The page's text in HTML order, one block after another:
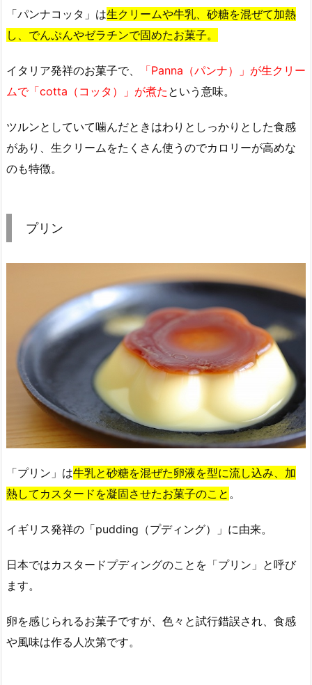
「パンナコッタ」は生クリームや牛乳、砂糖を混ぜて加熱
し、でんぷんやゼラチンで固めたお菓子。
イタリア発祥のお菓子で、
「Panna（パンナ）」が生クリー
ムで「cotta（コッタ）」が煮た という意味。
ツルンとしていて噛んだときはわりとしっかりとした食感
があり、生クリームをたくさん使うのでカロリーが高めな
のも特徴。
プリン
「プリン」は牛乳と砂糖を混ぜた卵液を型に流し込み、加
熱してカスタードを凝固させたお菓子のこと 。
イギリス発祥の「pudding（プディング）」に由来。
日本ではカスタードプディングのことを「プリン」と呼び
ます。
卵を感じられるお菓子ですが、色々と試行錯誤され、食感
や風味は作る人次第です。